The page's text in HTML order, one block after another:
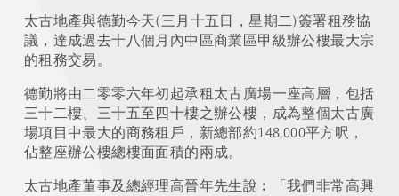
太古地產與德勤今天(三月十五日，星期二)簽署租務協
議，達成過去十八個月內中區商業區甲級辦公樓最大宗
的租務交易。
德勤將由二零零六年初起承租太古廣場一座高層，包括
三十二樓、三十五至四十樓之辦公樓，成為整個太古廣
場項目中最大的商務租戶，新總部約148,000平方呎，
佔整座辦公樓總樓面面積的兩成。
太古地產董事及總經理高晉年先生說︰「我們非常高興